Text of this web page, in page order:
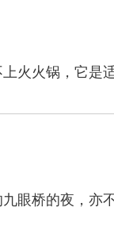
火火锅，它是
眼桥的夜，亦